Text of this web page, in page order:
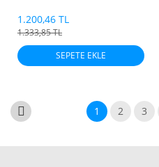
1.200,46 TL
1.333,85 TL
SEPETE EKLE
1 2 3